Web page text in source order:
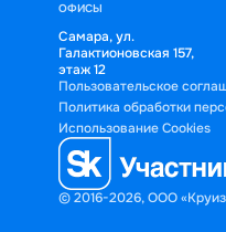
ОФИСЫ
Самара, ул.
Галактионовская 157,
этаж 12
© 2016-2026, ООО
Пользовательское
Политика обработки
Использование Cookies